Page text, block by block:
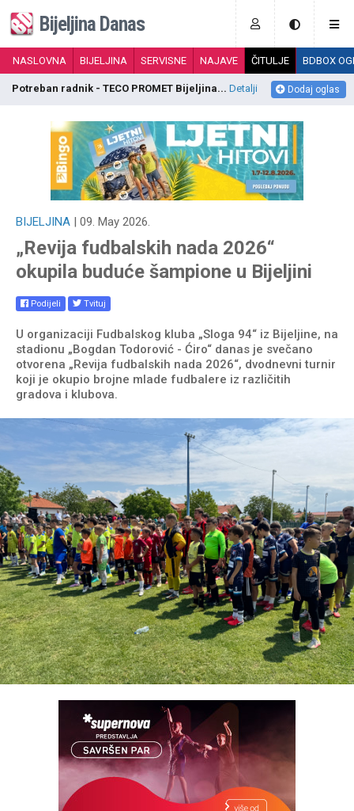
Bijeljina Danas
NASLOVNA BIJELJINA SERVISNE NAJAVE ČITULJE BDBOX
Dodaj oglas
Prijem 2 radnika - DOM ZA STARIJA LICA „... Detalji
BIJELJINA | 09. May 2026.
„Revija fudbalskih nada 2026“
okupila buduće šampione u Bijeljini
Podijeli Tvituj
U organizaciji Fudbalskog kluba „Sloga 94“ iz Bijeljine, na
stadionu „Bogdan Todorović - Ćiro“ danas je svečano
otvorena „Revija fudbalskih nada 2026“, dvodnevni turnir
koji je okupio brojne mlade fudbalere iz različitih
gradova i klubova.